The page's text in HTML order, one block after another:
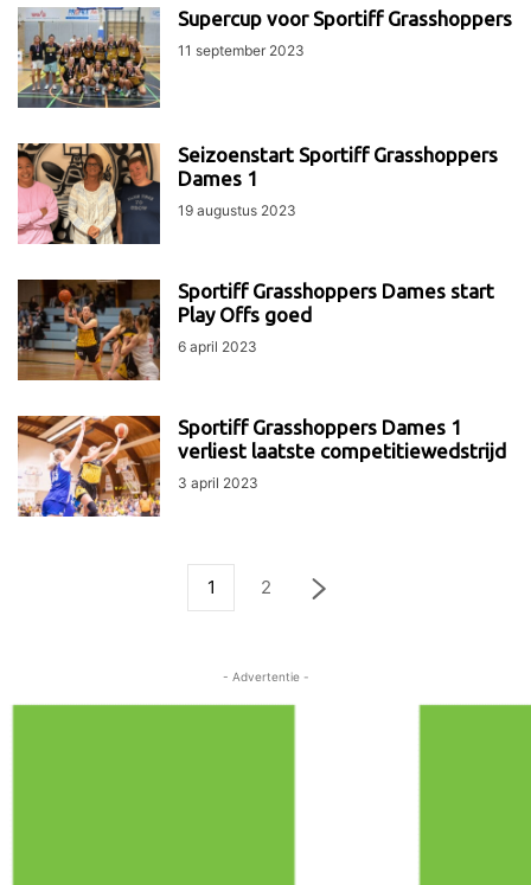
Supercup voor Sportiff Grasshoppers
11 september 2023
Seizoenstart Sportiff Grasshoppers
Dames 1
19 augustus 2023
Sportiff Grasshoppers Dames start
Play Offs goed
6 april 2023
Sportiff Grasshoppers Dames 1
verliest laatste competitiewedstrijd
3 april 2023
1 2
- Advertentie -